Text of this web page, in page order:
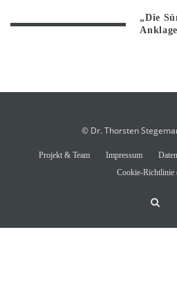
„Die
© Dr. Thorsten
Projekt & Team Impressum
Cookie-Richtlinie